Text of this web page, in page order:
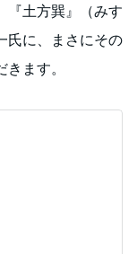
『土方巽』（みす
氏に、まさにその
ます。